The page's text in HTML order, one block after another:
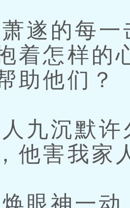
遂的每一
着怎样的
助他们？
九沉默许
他害我家